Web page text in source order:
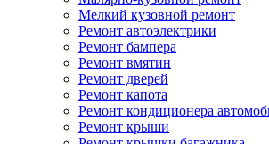
Мелкий кузовной ремонт
Ремонт автоэлектрики
Ремонт бампера
Ремонт вмятин
Ремонт дверей
Ремонт капота
Ремонт кондиционера
Ремонт крыши